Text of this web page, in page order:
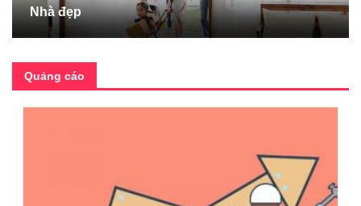
Nhà đẹp
Quảng cáo